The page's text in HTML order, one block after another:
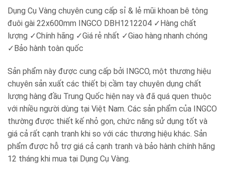
Dụng Cụ Vàng chuyên cung cấp sỉ & lẻ mũi khoan bê tông
đuôi gài 22x600mm INGCO DBH1212204 ✓Hàng chất
lượng ✓Chính hãng ✓Giá rẻ nhất ✓Giao hàng nhanh chóng
✓Bảo hành toàn quốc
Sản phẩm này được cung cấp bởi INGCO, một thương hiệu
chuyên sản xuất các thiết bị cầm tay chuyên dụng chất
lượng hàng đầu Trung Quốc hiện nay và đã quá quen thuộc
với nhiều người dùng tại Việt Nam. Các sản phẩm của INGCO
thường được thiết kế nhỏ gọn, chức năng sử dụng tốt và
giá cả rất cạnh tranh khi so với các thương hiệu khác. Sản
phẩm được hỗ trợ giá cả cạnh tranh và bảo hành chính hãng
12 tháng khi mua tại Dụng Cụ Vàng.